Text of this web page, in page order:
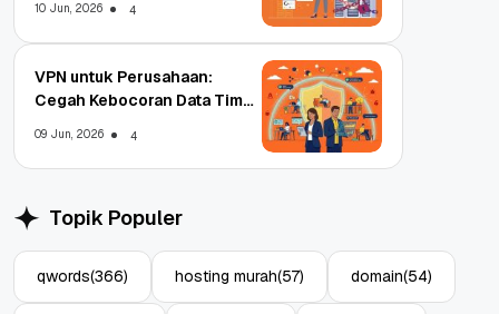
10 Jun, 2026 4
VPN untuk Perusahaan:
Cegah Kebocoran Data Tim
09 Jun, 2026 4
Topik Populer
qwords(366) hosting murah(57) domain(54)